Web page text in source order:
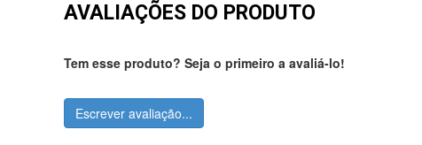
AVALIAÇÕES DO PRODUTO
Tem esse produto? Seja o primeiro a avaliá-lo!
Escrever avaliação...